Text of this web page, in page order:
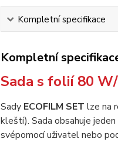
Kompletní specifikace
Kompletní
Sada s folií 80
Sady ECOFILM SET lze na
kleští). Sada obsahuje
svépomocí uživatel nebo